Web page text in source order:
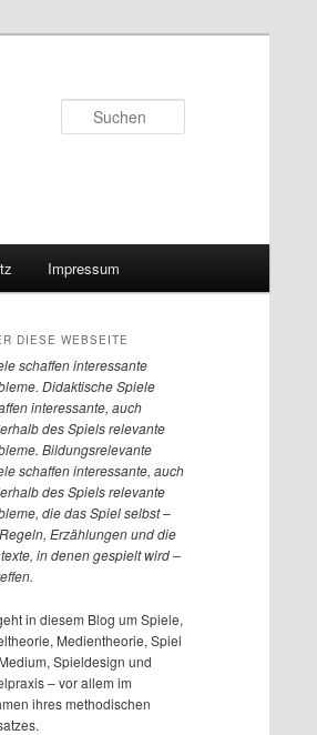
Impressum
DIESE WEBSEITE
schaffen interessante
Didaktische Spiele
interessante, auch
des Spiels relevante
Bildungsrelevante
schaffen interessante, auch
des Spiels relevante
die das Spiel selbst –
Erzählungen und die
in denen gespielt wird –
in diesem Blog um Spiele,
Medientheorie, Spiel
Spieldesign und
– vor allem im
ihres methodischen